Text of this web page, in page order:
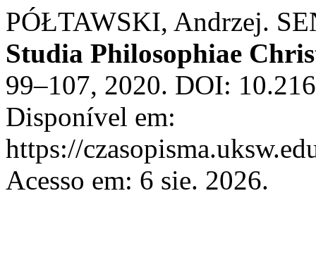
PÓŁTAWSKI, Andrzej.
Studia Philosophiae
99–107, 2020. DOI:
Disponível em:
https://
Acesso em: 6 sie. 2026.